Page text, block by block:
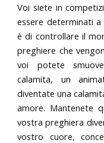
Voi siete in
essere determinati
è di controllare il
preghiere che
voi potete
calamita, un
diventate una
amore. Mantenete
vostra preghiera
vostro cuore,